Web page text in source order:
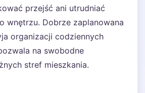
przejść ani utrudniać
wnętrzu. Dobrze zaplanowana
organizacji codziennych
na swobodne
stref mieszkania.